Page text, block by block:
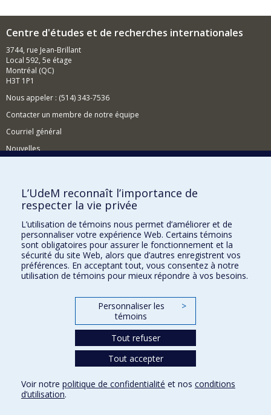
Centre d'études et de recherches internationales
3744, rue Jean-Brillant
Local 592, 5e étage
Montréal (QC)
H3T 1P1
Nous appeler : (514) 343-7536
Contacter un membre de notre équipe
Courriel général
Nouvelles
Comment soutenir le CÉRIUM?
BESOIN D'AIDE?
Plan du site
Signaler une erreur
Accessibilité
FACULTÉ DES ARTS ET DES SCIENCES
Nos départements et écoles
Conditions d’utilisation
L’UdeM reconnaît l’importance de
respecter la vie privée
L’utilisation de témoins nous permet d’améliorer et de
personnaliser votre expérience Web. Certains témoins
sont obligatoires pour assurer le fonctionnement et la
sécurité du site Web, alors que d’autres enregistrent vos
préférences. En acceptant tout, vous consentez à notre
utilisation de témoins pour mieux répondre à vos besoins.
Personnaliser les
témoins
>
Tout refuser
Tout accepter
Voir notre politique de confidentialité et nos conditions
d’utilisation.